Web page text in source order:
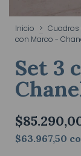
Inicio > Cuadros
con Marco -
Set 3
$63.967,50